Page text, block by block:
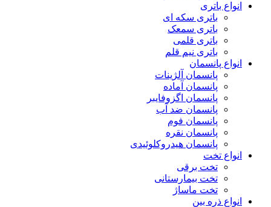
انواع باتری
باتری سکه ای
باتری سمعک
باتری قلمی
باتری نیم قلم
انواع پانسمان
پانسمان آلژینات
پانسمان آماده
پانسمان اگزوفایبر
پانسمان ضد آب
پانسمان فوم
پانسمان نقره
پانسمان هیدروکلوئیدی
انواع تخت
تخت برقی
تخت بیمارستانی
تخت ماساژ
انواع ذره بین